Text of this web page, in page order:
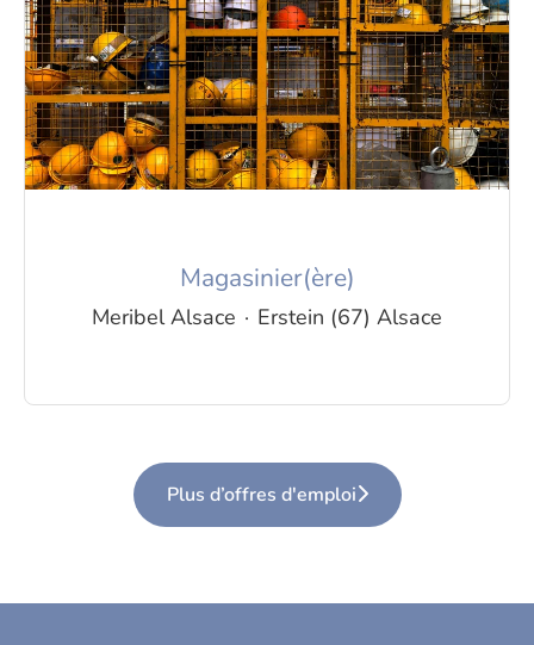
Magasinier(ère)
Meribel Alsace · Erstein (67) Alsace
Plus d’offres d'emploi